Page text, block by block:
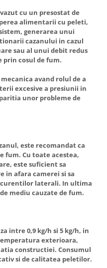
cu un presostat de
alimentarii cu peleti,
generarea unui
cazanului in cazul
sau al unui debit redus
prin cosul de fum.
avand rolul de a
excesive a presiunii in
unor probleme de
este recomandat ca
fum. Cu toate acestea,
este suficient sa
in afara camerei si sa
laterali. In ultima
mediu cauzate de fum.
intre 0,9 kg/h si 5 kg/h, in
exterioara,
constructiei. Consumul
si de calitatea peletilor.